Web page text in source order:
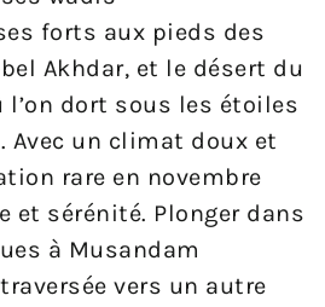
forts aux pieds des
Akhdar, et le désert du
l’on dort sous les étoiles
Avec un climat doux et
rare en novembre
et sérénité. Plonger dans
à Musandam
vers un autre